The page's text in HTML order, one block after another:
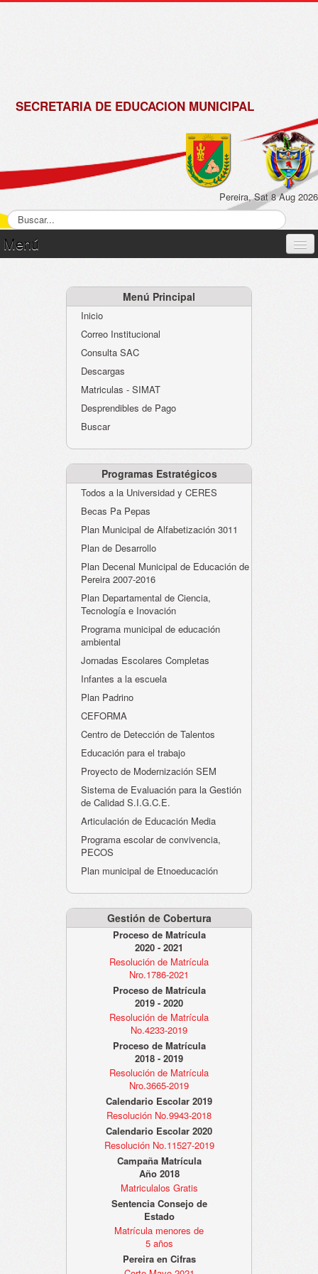
SECRETARIA DE EDUCACION MUNICIPAL
Pereira, Sat 8 Aug 2026
Menú
Atención al Ciudadano
Instituciones Educativas
Despacho Secretaría
Evaluación desempeño
Humano-Cesantías
Menú Principal
Inicio
Correo Institucional
Consulta SAC
Descargas
Matriculas - SIMAT
Desprendibles de Pago
Buscar
Programas Estratégicos
Todos a la Universidad y CERES
Becas Pa Pepas
Plan Municipal de Alfabetización 3011
Plan de Desarrollo
Plan Decenal Municipal de Educación de
Pereira 2007-2016
Plan Departamental de Ciencia,
Tecnología e Inovación
Programa municipal de educación
ambiental
Jornadas Escolares Completas
Infantes a la escuela
Plan Padrino
CEFORMA
Centro de Detección de Talentos
Educación para el trabajo
Proyecto de Modernización SEM
Sistema de Evaluación para la Gestión
de Calidad S.I.G.C.E.
Articulación de Educación Media
Programa escolar de convivencia,
PECOS
Plan municipal de Etnoeducación
Gestión de Cobertura
Proceso de Matrícula
2020 - 2021
Resolución de Matrícula
Nro.1786-2021
Proceso de Matrícula
2019 - 2020
Resolución de Matrícula
No.4233-2019
Proceso de Matrícula
2018 - 2019
Resolución de Matrícula
Nro.3665-2019
Calendario Escolar 2019
Resolución No.9943-2018
Calendario Escolar 2020
Resolución No.11527-2019
Campaña Matrícula
Año 2018
Matriculalos Gratis
Sentencia Consejo de
Estado
Matrícula menores de
5 años
Pereira en Cifras
de